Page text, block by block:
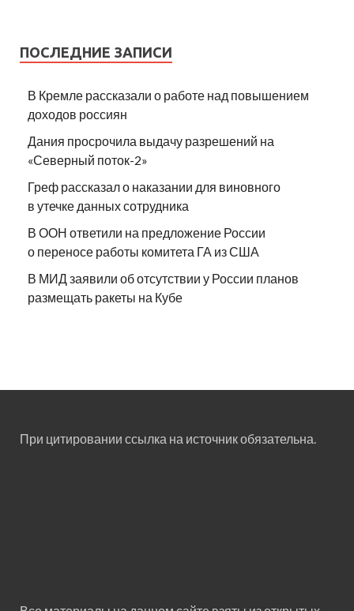
ПОСЛЕДНИЕ ЗАПИСИ
В Кремле рассказали о работе над повышением
доходов россиян
Дания просрочила выдачу разрешений на
«Северный поток-2»
Греф рассказал о наказании для виновного
в утечке данных сотрудника
В ООН ответили на предложение России
о переносе работы комитета ГА из США
В МИД заявили об отсутствии у России планов
размещать ракеты на Кубе
При цитировании ссылка на источник обязательна.